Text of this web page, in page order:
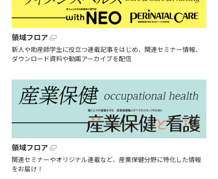
領域フロア
新人や助産師学生に役立つ連載記事をはじめ、関連セミナー情報、
ダウンロード資料や動画アーカイブを配信
領域フロア
関連セミナーやオリジナル連載など、産業保健分野に特化した情報
をお届け！